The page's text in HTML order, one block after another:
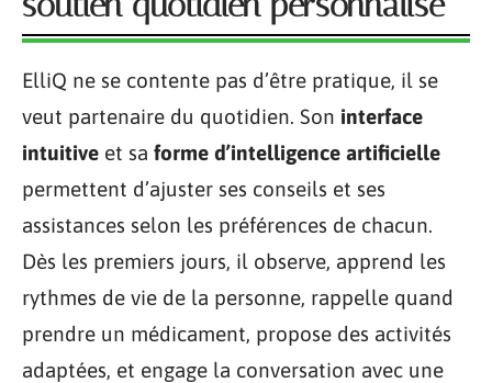
ElliQ ne se contente pas d’être pratique, il se
veut partenaire du quotidien. Son interface
intuitive et sa forme d’intelligence artificielle
permettent d’ajuster ses conseils et ses
assistances selon les préférences de chacun.
Dès les premiers jours, il observe, apprend les
rythmes de vie de la personne, rappelle quand
prendre un médicament, propose des activités
adaptées, et engage la conversation avec une